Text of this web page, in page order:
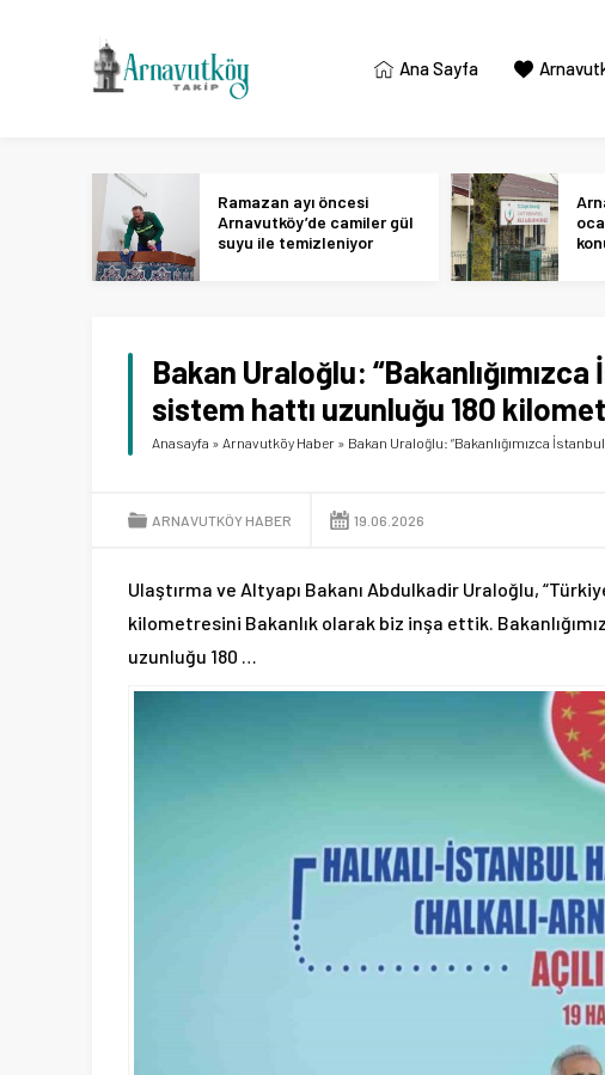
Ana Sayfa
Ramazan ayı öncesi
Arnavutköy’de camiler gül
suyu ile temizleniyor
Bakan Uraloğlu:
sistem hattı uzunluğu 180
Anasayfa » Arnavutköy Haber » Bakan Uraloğlu: “Bakanlığımızca
ARNAVUTKÖY HABER 19.06.2026
Ulaştırma ve Altyapı Bakanı Abdulkadir Uraloğlu,
kilometresini Bakanlık olarak biz inşa ettik.
uzunluğu 180 …